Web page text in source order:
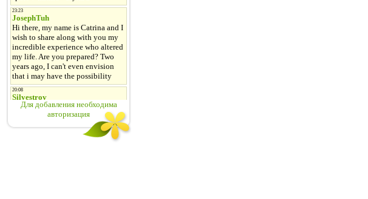
Для добавления необходима
авторизация